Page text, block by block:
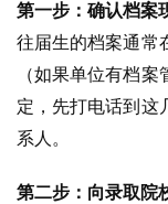
第一步：确认档案
往届生的档案通常
（如果单位有档
定，先打电话到这
系人。
第二步：向录取院